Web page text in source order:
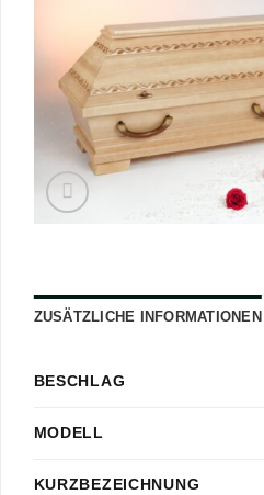
ZUSÄTZLICHE INFORMATIONEN
BESCHLAG
MODELL
KURZBEZEICHNUNG